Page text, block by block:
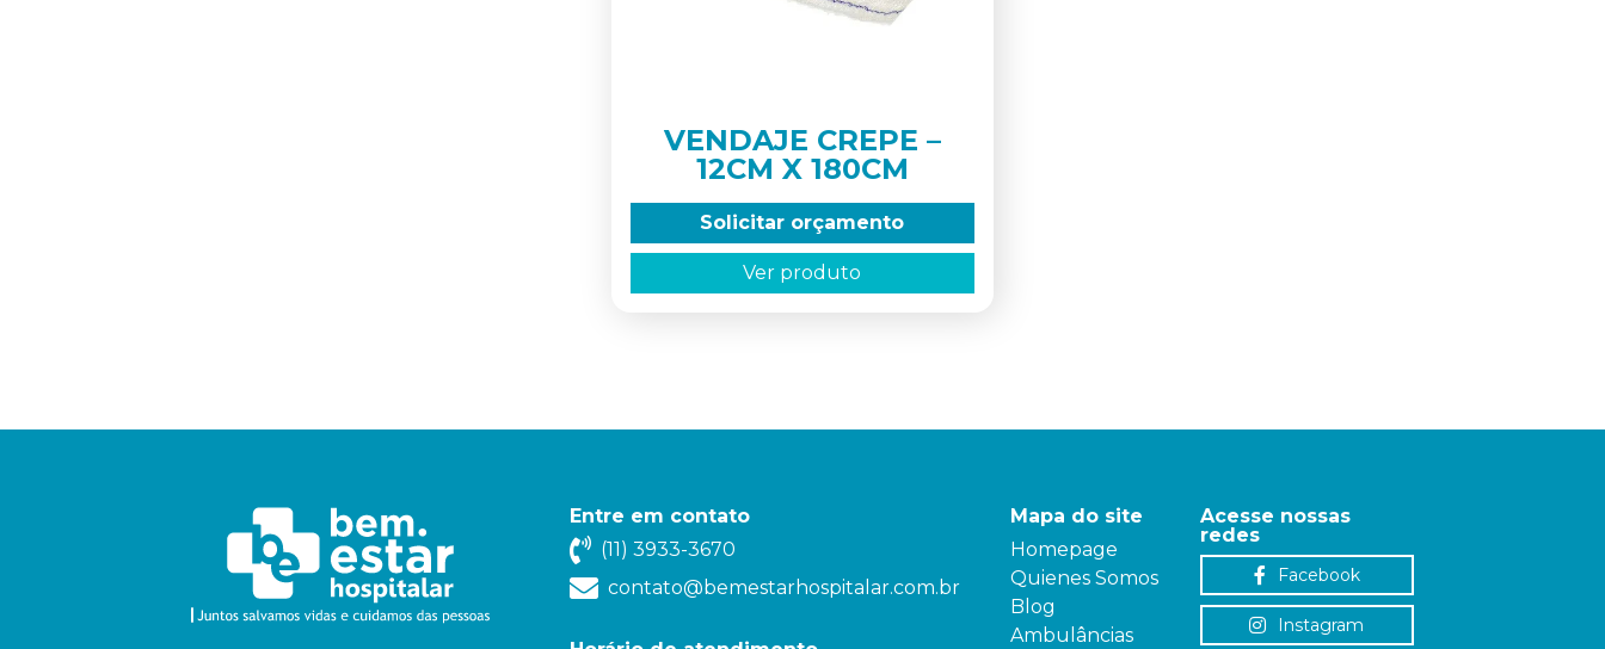
VENDAJE CREPE –
12CM X 180CM
Solicitar orçamento
Ver produto
Entre em contato
(11) 3933-3670
contato@bemestarhospitalar.com.br
Mapa do site
Homepage
Quienes Somos
Blog
Ambulâncias
Acesse nossas
redes
Facebook
Instagram